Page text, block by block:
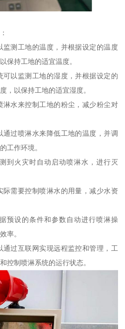
监测工地的温度，并根据设定的温度
保持工地的适宜温度。
以监测工地的湿度，并根据设定的
，以保持工地的适宜湿度。
淋水来控制工地的粉尘，减少粉尘对
过喷淋水来降低工地的温度，并调
工作环境。
到火灾时自动启动喷淋水，进行灭
需要控制喷淋水的用量，减少水资
预设的条件和参数自动进行喷淋操
率。
通过互联网实现远程监控和管理，工
控制喷淋系统的运行状态。